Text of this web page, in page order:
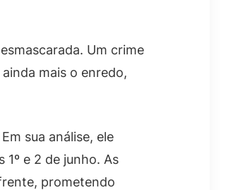
Um crime
mais o enredo,
sua análise, ele
e 2 de junho. As
prometendo